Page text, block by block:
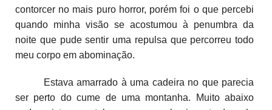
contorcer no mais puro horror, porém foi o que percebi
quando minha visão se acostumou à penumbra da
noite que pude sentir uma repulsa que percorreu todo
meu corpo em abominação.
Estava amarrado à uma cadeira no que parecia
ser perto do cume de uma montanha. Muito abaixo